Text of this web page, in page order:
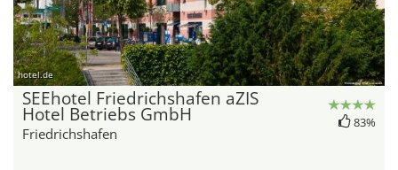
hotel.de
SEEhotel Friedrichshafen aZIS
Hotel Betriebs GmbH
Friedrichshafen
83%